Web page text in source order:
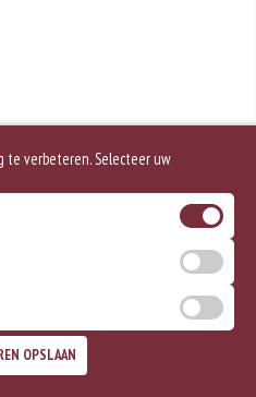
te verbeteren. Selecteer uw
OPSLAAN